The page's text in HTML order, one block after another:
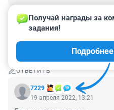
ОТВЕТИТЬ
Гость
Ужасный Век, Ужасные
ОТВЕТИТЬ
7229
Получай награды за
задания!
19 апреля 2022, 13:21